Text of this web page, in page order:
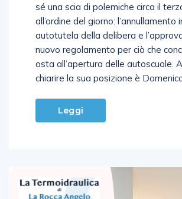
sé una scia di polemiche circa il
all’ordine del giorno: l’annullamento
autotutela della delibera e
nuovo regolamento per ciò che
osta all’apertura delle autoscuole.
chiarire la sua posizione è
Leggi